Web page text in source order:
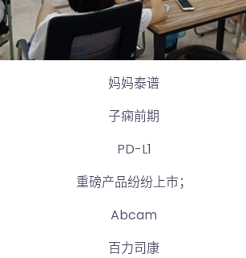
妈妈泰谱
子痫前期
PD-L1
重磅产品纷纷上市；
Abcam
百力司康